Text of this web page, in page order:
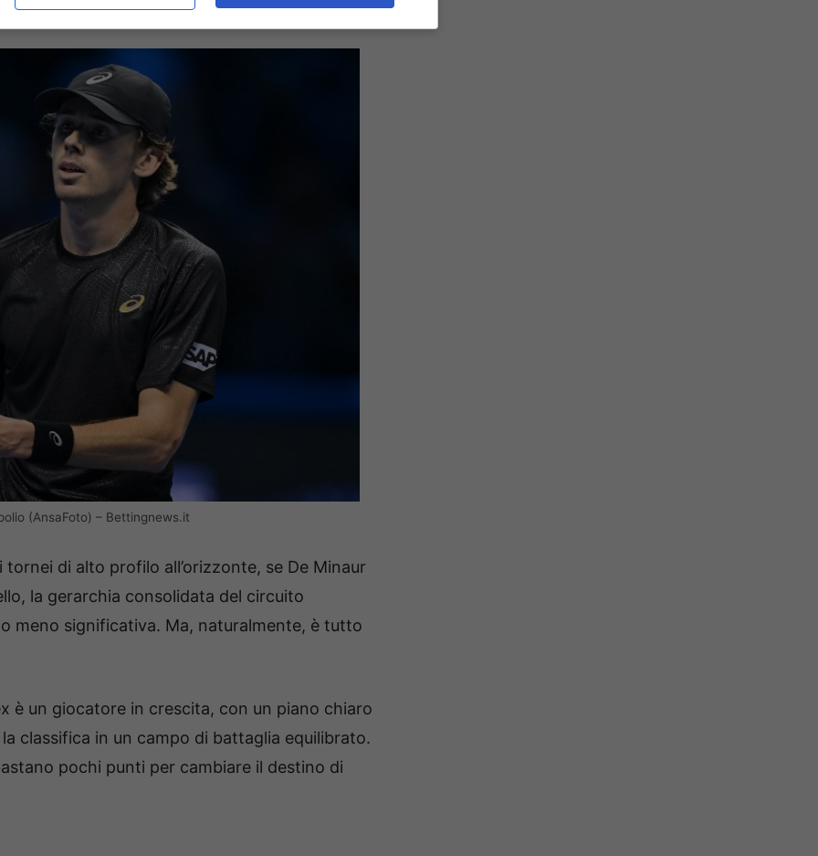
(AnsaFoto) – Bettingnews.it
di alto profilo all’orizzonte, se De Minaur
la gerarchia consolidata del circuito
meno significativa. Ma, naturalmente, è tutto
è un giocatore in crescita, con un piano chiaro
classifica in un campo di battaglia equilibrato.
pochi punti per cambiare il destino di